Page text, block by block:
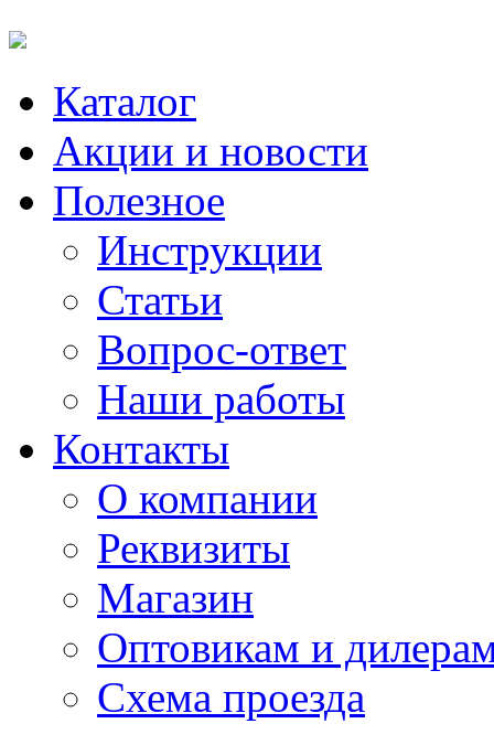
Каталог
Акции и новости
Полезное
Инструкции
Статьи
Вопрос-ответ
Наши работы
Контакты
О компании
Реквизиты
Магазин
Оптовикам и
Схема проезда